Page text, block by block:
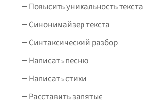
Повысить уникальность текста
Синонимайзер текста
Синтаксический разбор
Написать песню
Написать стихи
Расставить запятые